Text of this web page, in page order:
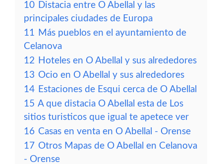
10 Distacia entre O Abellal y las
principales ciudades de Europa
11 Más pueblos en el ayuntamiento de
Celanova
12 Hoteles en O Abellal y sus alrededores
13 Ocio en O Abellal y sus alrededores
14 Estaciones de Esqui cerca de O Abellal
15 A que distacia O Abellal esta de Los
sitios turisticos que igual te apetece ver
16 Casas en venta en O Abellal - Orense
17 Otros Mapas de O Abellal en Celanova
- Orense